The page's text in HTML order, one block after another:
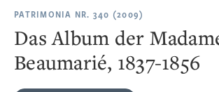
PATRIMONIA NR. 340 (2009)
Das Album der
Beaumarié, 1837-1856